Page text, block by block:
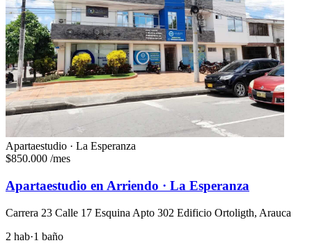
Apartaestudio · La Esperanza
$850.000 /mes
Apartaestudio en Arriendo · La Esperanza
Carrera 23 Calle 17 Esquina Apto 302 Edificio Ortoligth, Arauca
2 hab·1 baño